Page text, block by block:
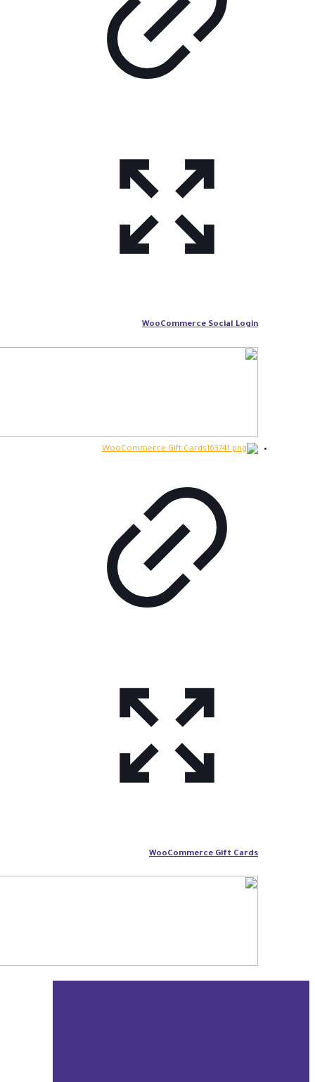
WooCommerce Social Login
WooCommerce Gift Cards